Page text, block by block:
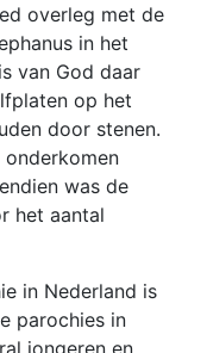
overleg met de
in het
van God daar
op het
door stenen.
was de
het aantal
in Nederland is
parochies in